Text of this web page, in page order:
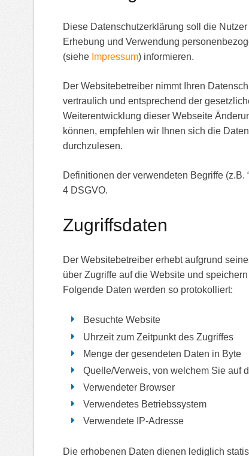
Diese Datenschutzerklärung soll die
Erhebung und Verwendung
(siehe Impressum) informieren.
Der Websitebetreiber nimmt Ihren
vertraulich und entsprechend der
Weiterentwicklung dieser Webseite
können, empfehlen wir Ihnen sich die
durchzulesen.
Definitionen der verwendeten Begriffe (z.B.
4 DSGVO.
Zugriffsdaten
Der Websitebetreiber erhebt aufgrund
über Zugriffe auf die Website und
Folgende Daten werden so protokolliert:
Besuchte Website
Uhrzeit zum Zeitpunkt des Zugriffes
Menge der gesendeten Daten in Byte
Quelle/Verweis, von welchem Sie auf
Verwendeter Browser
Verwendetes Betriebssystem
Verwendete IP-Adresse
Die erhobenen Daten dienen lediglich